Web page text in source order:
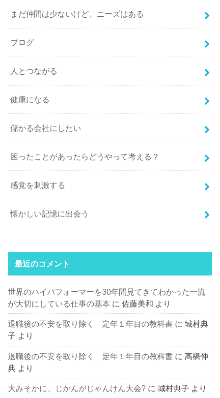
まだ仲間は少ないけど、ニーズはある
ブログ
人とつながる
健康になる
儲かる会社にしたい
困ったことがあったらどうやって考える？
感覚を刺激する
懐かしい記憶に出会う
最近のコメント
世界のハイパフォーマーを30年間見てきてわかった一流
が大切にしている仕事の基本 に佐藤美和 より
退職後の不安を取り除く 定年１年目の教科書 に城村典
子 より
退職後の不安を取り除く 定年１年目の教科書 に髙橋伸
典 より
大みそかに、じかんがじゃんけん大会? に城村典子 より